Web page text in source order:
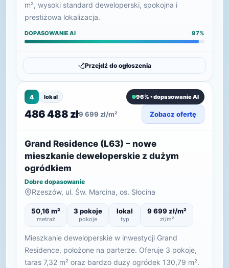
m², wysoki standard deweloperski, spokojna i
prestiżowa lokalizacja.
DOPASOWANIE AI 97%
Przejdź do ogłoszenia
4 lokal 96% • dopasowanie AI
486 488 zł9 699 zł/m² Zobacz ofertę
Grand Residence (L63) – nowe
mieszkanie deweloperskie z dużym
ogródkiem
Dobre dopasowanie
Rzeszów, ul. Św. Marcina, os. Słocina
50,16 m²
metraż
3 pokoje
pokoje
lokal
typ
9 699 zł/m²
zł/m²
Mieszkanie deweloperskie w inwestycji Grand
Residence, położone na parterze. Oferuje 3 pokoje,
taras 7,32 m² oraz bardzo duży ogródek 130,79 m².